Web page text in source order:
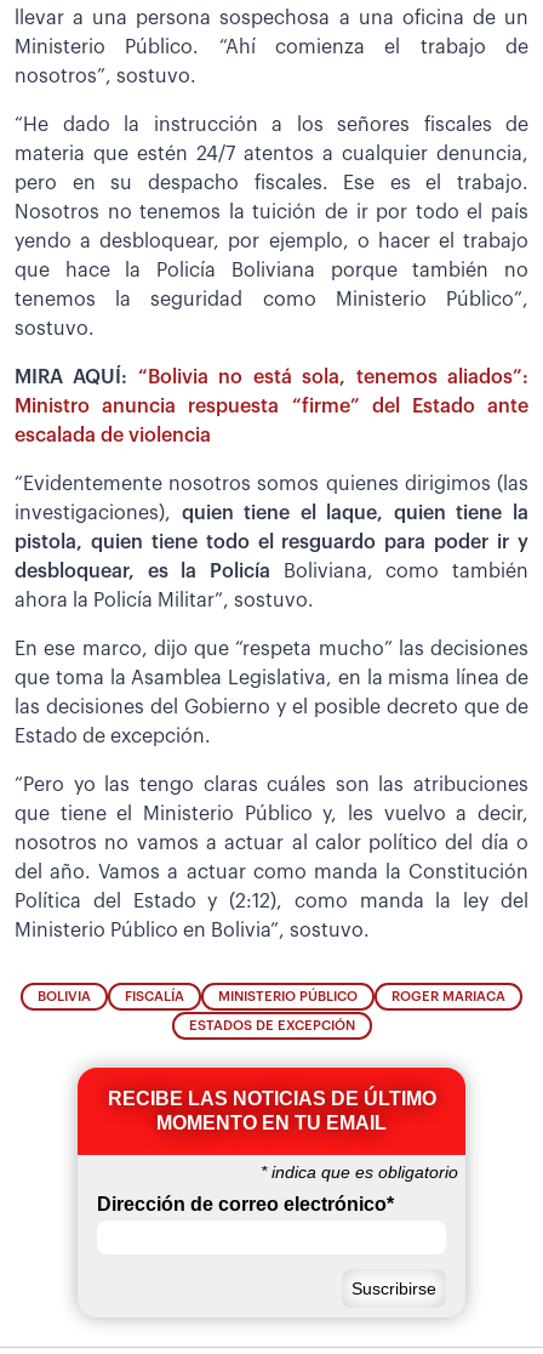
llevar a una persona sospechosa a una oficina de un
Ministerio Público. “Ahí comienza el trabajo de
nosotros”, sostuvo.
“He dado la instrucción a los señores fiscales de
materia que estén 24/7 atentos a cualquier denuncia,
pero en su despacho fiscales. Ese es el trabajo.
Nosotros no tenemos la tuición de ir por todo el país
yendo a desbloquear, por ejemplo, o hacer el trabajo
que hace la Policía Boliviana porque también no
tenemos la seguridad como Ministerio Público”,
sostuvo.
MIRA AQUÍ: “Bolivia no está sola, tenemos aliados”:
Ministro anuncia respuesta “firme” del Estado ante
escalada de violencia
“Evidentemente nosotros somos quienes dirigimos (las
investigaciones), quien tiene el laque, quien tiene la
pistola, quien tiene todo el resguardo para poder ir y
desbloquear, es la Policía Boliviana, como también
ahora la Policía Militar”, sostuvo.
En ese marco, dijo que “respeta mucho” las decisiones
que toma la Asamblea Legislativa, en la misma línea de
las decisiones del Gobierno y el posible decreto que de
Estado de excepción.
“Pero yo las tengo claras cuáles son las atribuciones
que tiene el Ministerio Público y, les vuelvo a decir,
nosotros no vamos a actuar al calor político del día o
del año. Vamos a actuar como manda la Constitución
Política del Estado y (2:12), como manda la ley del
Ministerio Público en Bolivia”, sostuvo.
BOLIVIA FISCALÍA MINISTERIO PÚBLICO ROGER MARIACA
ESTADOS DE EXCEPCIÓN
RECIBE LAS NOTICIAS DE ÚLTIMO
MOMENTO EN TU EMAIL
*indica que es obligatorio
Dirección de correo electrónico*